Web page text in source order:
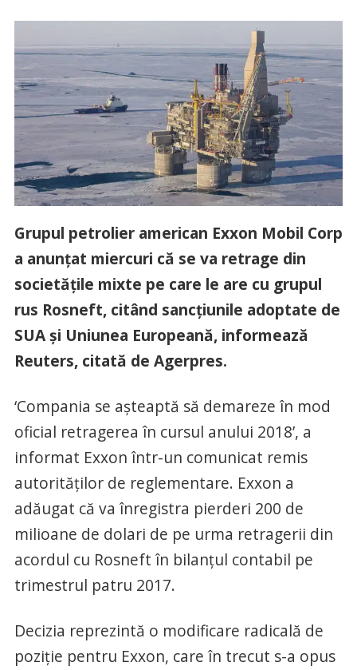
Grupul petrolier american Exxon Mobil Corp
a anunţat miercuri că se va retrage din
societăţile mixte pe care le are cu grupul
rus Rosneft, citând sancţiunile adoptate de
SUA şi Uniunea Europeană, informează
Reuters, citată de Agerpres.
‘Compania se aşteaptă să demareze în mod
oficial retragerea în cursul anului 2018’, a
informat Exxon într-un comunicat remis
autorităţilor de reglementare. Exxon a
adăugat că va înregistra pierderi 200 de
milioane de dolari de pe urma retragerii din
acordul cu Rosneft în bilanţul contabil pe
trimestrul patru 2017.
Decizia reprezintă o modificare radicală de
poziţie pentru Exxon, care în trecut s-a opus